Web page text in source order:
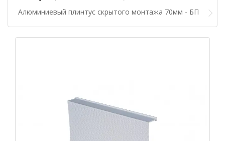
Алюминиевый плинтус скрытого монтажа 70мм - БП